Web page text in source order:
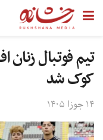
تیم فوتبال زنان
کوک شد
۱۴ جوزا ۱۴۰۵